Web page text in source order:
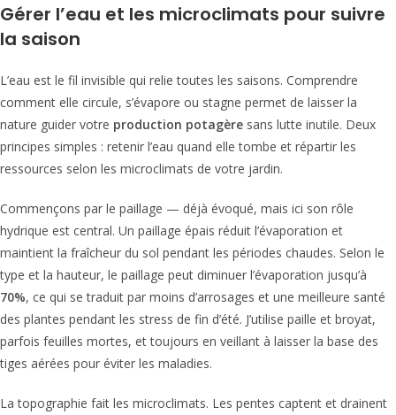
Gérer l’eau et les microclimats pour suivre
la saison
L’eau est le fil invisible qui relie toutes les saisons. Comprendre
comment elle circule, s’évapore ou stagne permet de laisser la
nature guider votre production potagère sans lutte inutile. Deux
principes simples : retenir l’eau quand elle tombe et répartir les
ressources selon les microclimats de votre jardin.
Commençons par le paillage — déjà évoqué, mais ici son rôle
hydrique est central. Un paillage épais réduit l’évaporation et
maintient la fraîcheur du sol pendant les périodes chaudes. Selon le
type et la hauteur, le paillage peut diminuer l’évaporation jusqu’à
70%, ce qui se traduit par moins d’arrosages et une meilleure santé
des plantes pendant les stress de fin d’été. J’utilise paille et broyat,
parfois feuilles mortes, et toujours en veillant à laisser la base des
tiges aérées pour éviter les maladies.
La topographie fait les microclimats. Les pentes captent et drainent